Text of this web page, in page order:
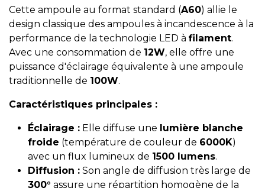
Cette ampoule au format standard (A60) allie le
design classique des ampoules à incandescence à la
performance de la technologie LED à filament.
Avec une consommation de 12W, elle offre une
puissance d'éclairage équivalente à une ampoule
traditionnelle de 100W.
Caractéristiques principales :
Éclairage : Elle diffuse une lumière blanche
froide (température de couleur de 6000K)
avec un flux lumineux de 1500 lumens.
Diffusion : Son angle de diffusion très large de
300° assure une répartition homogène de la